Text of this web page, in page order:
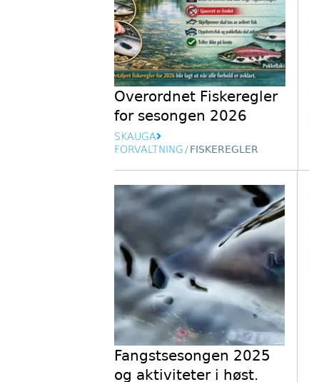
Overordnet Fiskeregler
for sesongen 2026
SKAUGA
FORVALTNING /FISKEREGLER
Fangstsesongen 2025
og aktiviteter i høst.